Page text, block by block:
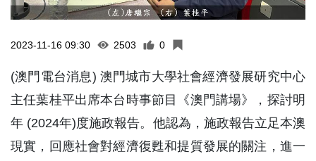
2023-11-16 09:30 2503 0
(澳門電台消息) 澳門城市大學社會經濟發展研究中心
主任葉桂平出席本台時事節目《澳門講場》，探討明
年 (2024年)度施政報告。他認為，施政報告立足本澳
現實，回應社會對經濟復甦和提質發展的關注，進一